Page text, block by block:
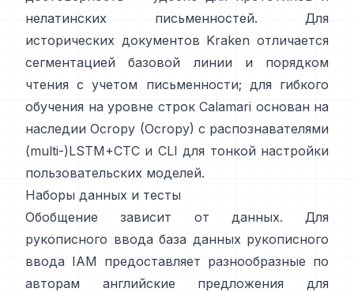
нелатинских письменностей. Для
исторических документов Kraken отличается
сегментацией базовой линии и порядком
чтения с учетом письменности; для гибкого
обучения на уровне строк Calamari основан на
наследии Ocropy (Ocropy) с распознавателями
(multi-)LSTM+CTC и CLI для тонкой настройки
пользовательских моделей.
Наборы данных и тесты
Обобщение зависит от данных. Для
рукописного ввода база данных рукописного
ввода IAM предоставляет разнообразные по
авторам английские предложения для